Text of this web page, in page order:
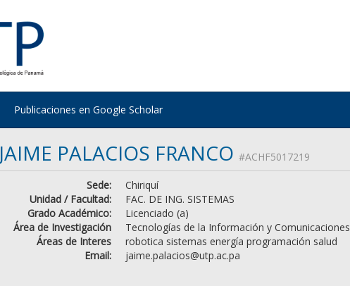
Publicaciones en Google Scholar
JAIME PALACIOS FRANCO #ACHF5017219
Sede:
Chiriquí
Unidad / Facultad:
FAC. DE ING. SISTEMAS
Grado Académico:
Licenciado (a)
Área de Investigación
Tecnologías de la Información y Comunicaciones
Áreas de Interes
robotica sistemas energía programación salud
Email:
jaime.palacios@utp.ac.pa